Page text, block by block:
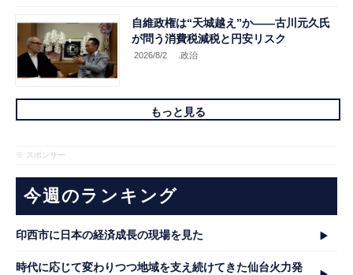
自維政権は“天城越え”か――古川元久氏
が問う消費税減税と円安リスク
2026/8/2 .政治
もっと見る
※ スポンサー
今週のランキング
印西市に日本の経済成長の現場を見た
時代に応じて変わりつつ地域を支え続けてきた仙台火力発